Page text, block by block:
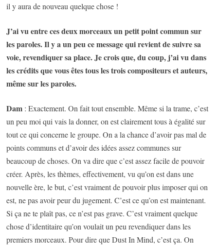
il y aura de nouveau quelque chose !
J’ai vu entre ces deux morceaux un petit point commun sur
les paroles. Il y a un peu ce message qui revient de suivre sa
voie, revendiquer sa place. Je crois que, du coup, j’ai vu dans
les crédits que vous êtes tous les trois compositeurs et auteurs,
même sur les paroles.
Dam : Exactement. On fait tout ensemble. Même si la trame, c’est
un peu moi qui vais la donner, on est clairement tous à égalité sur
tout ce qui concerne le groupe. On a la chance d’avoir pas mal de
points communs et d’avoir des idées assez communes sur
beaucoup de choses. On va dire que c’est assez facile de pouvoir
créer. Après, les thèmes, effectivement, vu qu’on est dans une
nouvelle ère, le but, c’est vraiment de pouvoir plus imposer qui on
est, ne pas avoir peur du jugement. C’est ce qu’on est maintenant.
Si ça ne te plaît pas, ce n’est pas grave. C’est vraiment quelque
chose d’identitaire qu’on voulait un peu revendiquer dans les
premiers morceaux. Pour dire que Dust In Mind, c’est ça. On